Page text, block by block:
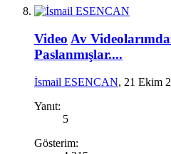
Video Av
Paslanmışlar....
İsmail ESENCAN, 21 Ekim
Yanıt:
5
Gösterim: